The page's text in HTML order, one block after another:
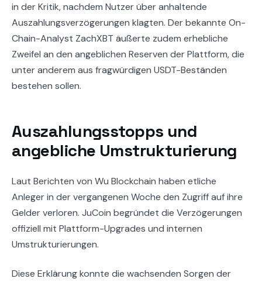
in der Kritik, nachdem Nutzer über anhaltende
Auszahlungsverzögerungen klagten. Der bekannte On-
Chain-Analyst ZachXBT äußerte zudem erhebliche
Zweifel an den angeblichen Reserven der Plattform, die
unter anderem aus fragwürdigen USDT-Beständen
bestehen sollen.
Auszahlungsstopps und
angebliche Umstrukturierung
Laut Berichten von Wu Blockchain haben etliche
Anleger in der vergangenen Woche den Zugriff auf ihre
Gelder verloren. JuCoin begründet die Verzögerungen
offiziell mit Plattform-Upgrades und internen
Umstrukturierungen.
Diese Erklärung konnte die wachsenden Sorgen der